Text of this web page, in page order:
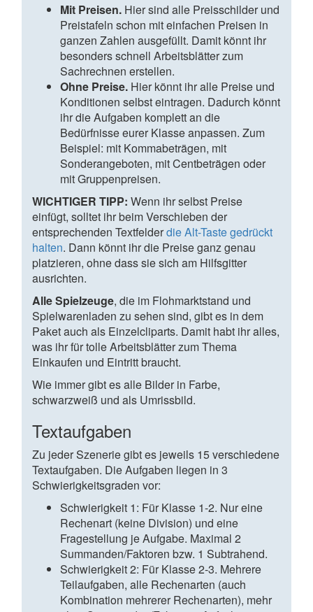
Mit Preisen. Hier sind alle Preisschilder und
Preistafeln schon mit einfachen Preisen in
ganzen Zahlen ausgefüllt. Damit könnt ihr
besonders schnell Arbeitsblätter zum
Sachrechnen erstellen.
Ohne Preise. Hier könnt ihr alle Preise und
Konditionen selbst eintragen. Dadurch könnt
ihr die Aufgaben komplett an die
Bedürfnisse eurer Klasse anpassen. Zum
Beispiel: mit Kommabeträgen, mit
Sonderangeboten, mit Centbeträgen oder
mit Gruppenpreisen.
WICHTIGER TIPP: Wenn ihr selbst Preise
einfügt, solltet ihr beim Verschieben der
entsprechenden Textfelderdie Alt-Taste gedrückt
halten. Dann könnt ihr die Preise ganz genau
platzieren, ohne dass sie sich am Hilfsgitter
ausrichten.
Alle Spielzeuge, die im Flohmarktstand und
Spielwarenladen zu sehen sind, gibt es in dem
Paket auch als Einzelcliparts. Damit habt ihr alles,
was ihr für tolle Arbeitsblätter zum Thema
Einkaufen und Eintritt braucht.
Wie immer gibt es alle Bilder in Farbe,
schwarzweiß und als Umrissbild.
Textaufgaben
Zu jeder Szenerie gibt es jeweils 15 verschiedene
Textaufgaben. Die Aufgaben liegen in 3
Schwierigkeitsgraden vor:
Schwierigkeit 1: Für Klasse 1-2. Nur eine
Rechenart (keine Division) und eine
Fragestellung je Aufgabe. Maximal 2
Summanden/Faktoren bzw. 1 Subtrahend.
Schwierigkeit 2: Für Klasse 2-3. Mehrere
Teilaufgaben, alle Rechenarten (auch
Kombination mehrerer Rechenarten), mehr